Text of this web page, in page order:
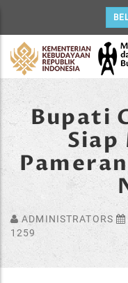
Home
Bupati
Siap
ADMINISTRATORS
1259